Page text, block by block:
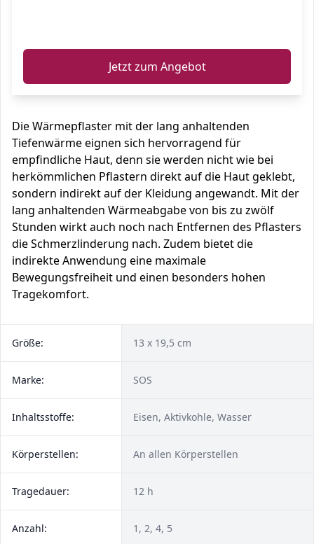
Jetzt zum Angebot
Die Wärmepflaster mit der lang anhaltenden
Tiefenwärme eignen sich hervorragend für
empfindliche Haut, denn sie werden nicht wie bei
herkömmlichen Pflastern direkt auf die Haut geklebt,
sondern indirekt auf der Kleidung angewandt. Mit der
lang anhaltenden Wärmeabgabe von bis zu zwölf
Stunden wirkt auch noch nach Entfernen des Pflasters
die Schmerzlinderung nach. Zudem bietet die
indirekte Anwendung eine maximale
Bewegungsfreiheit und einen besonders hohen
Tragekomfort.
Größe: 13 x 19,5 cm
Marke: SOS
Inhaltsstoffe: Eisen, Aktivkohle, Wasser
Körperstellen: An allen Körperstellen
Tragedauer: 12 h
Anzahl: 1, 2, 4, 5